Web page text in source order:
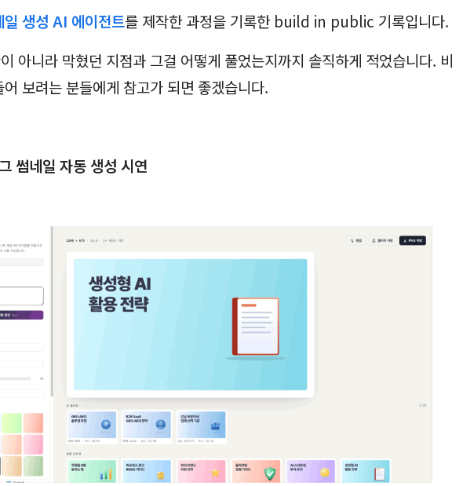
일 생성 AI 에이전트를 제작한 과정을 기록한 build in public 기록입니다.
아니라 막혔던 지점과 그걸 어떻게 풀었는지까지 솔직하게 적었습니다. 비
보려는 분들에게 참고가 되면 좋겠습니다.
썸네일 자동 생성 시연